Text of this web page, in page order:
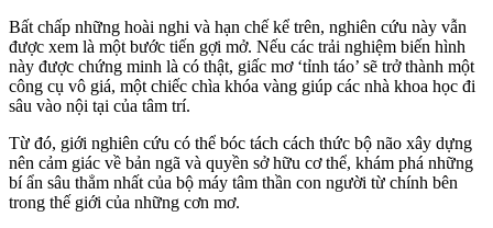
Bất chấp những hoài nghi và hạn chế kể trên, nghiên cứu này vẫn
được xem là một bước tiến gợi mở. Nếu các trải nghiệm biến hình
này được chứng minh là có thật, giấc mơ ‘tỉnh táo’ sẽ trở thành một
công cụ vô giá, một chiếc chìa khóa vàng giúp các nhà khoa học đi
sâu vào nội tại của tâm trí.
Từ đó, giới nghiên cứu có thể bóc tách cách thức bộ não xây dựng
nên cảm giác về bản ngã và quyền sở hữu cơ thể, khám phá những
bí ẩn sâu thẳm nhất của bộ máy tâm thần con người từ chính bên
trong thế giới của những cơn mơ.